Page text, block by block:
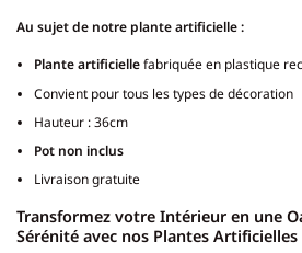
Au sujet de notre plante artificielle :
Plante artificiellefabriquée en plastique
Convient pour tous les types de décoration
Hauteur : 36cm
Pot non inclus
Livraison gratuite
Transformez votre Intérieur en une
Sérénité avec nos Plantes